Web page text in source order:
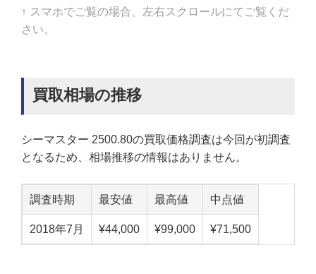
↑ スマホでご覧の場合、左右スクロールにてご覧くだ
さい。
買取相場の推移
シーマスター 2500.80の買取価格調査は今回が初調査
となるため、相場推移の情報はありません。
調査時期 最安値 最高値 中点値
2018年7月 ¥44,000 ¥99,000 ¥71,500